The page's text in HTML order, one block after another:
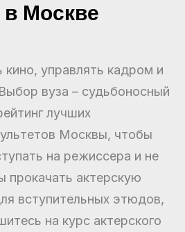
в Москве
управлять кадром и
вуза – судьбоносный
лучших
Москвы, чтобы
на режиссера и не
прокачать актерскую
вступительных этюдов,
на курс актерского